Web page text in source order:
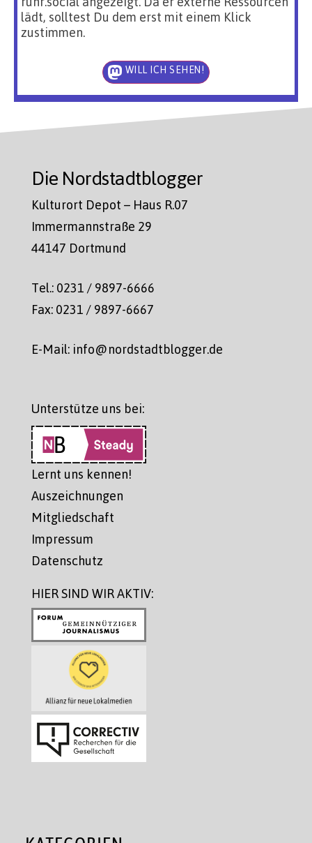
lädt, solltest Du dem erst mit einem Klick
zustimmen.
WILL ICH SEHEN!
Die Nordstadtblogger
Kulturort Depot – Haus R.07
Immermannstraße 29
44147 Dortmund
Tel.: 0231 / 9897-6666
Fax: 0231 / 9897-6667
E-Mail: info@nordstadtblogger.de
Unterstütze uns bei:
Lernt uns kennen!
Auszeichnungen
Mitgliedschaft
Impressum
Datenschutz
HIER SIND WIR AKTIV: